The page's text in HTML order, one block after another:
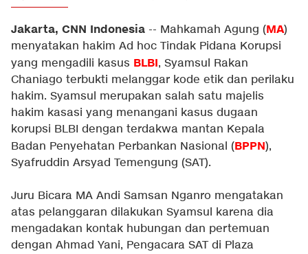
Jakarta, CNN Indonesia -- Mahkamah Agung (MA)
menyatakan hakim Ad hoc Tindak Pidana Korupsi
yang mengadili kasus BLBI, Syamsul Rakan
Chaniago terbukti melanggar kode etik dan perilaku
hakim. Syamsul merupakan salah satu majelis
hakim kasasi yang menangani kasus dugaan
korupsi BLBI dengan terdakwa mantan Kepala
Badan Penyehatan Perbankan Nasional (BPPN),
Syafruddin Arsyad Temengung (SAT).
Juru Bicara MA Andi Samsan Nganro mengatakan
atas pelanggaran dilakukan Syamsul karena dia
mengadakan kontak hubungan dan pertemuan
dengan Ahmad Yani, Pengacara SAT di Plaza